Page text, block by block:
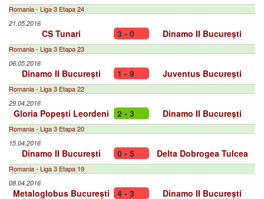
Romania - Liga 3 Etapa 24
21.05.2016
CS Tunari 3 - 0 Dinamo II București
Romania - Liga 3 Etapa 23
06.05.2016
Dinamo II București 1 - 9 Juventus București
Romania - Liga 3 Etapa 22
29.04.2016
Gloria Popești Leordeni 2 - 3 Dinamo II București
Romania - Liga 3 Etapa 20
15.04.2016
Dinamo II București 0 - 5 Delta Dobrogea Tulcea
Romania - Liga 3 Etapa 19
08.04.2016
Metaloglobus București 4 - 3 Dinamo II București